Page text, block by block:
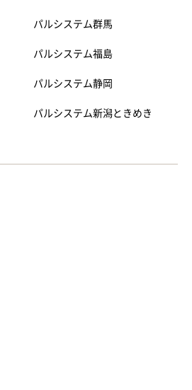
パルシステム群馬
パルシステム福島
パルシステム静岡
パルシステム新潟ときめき